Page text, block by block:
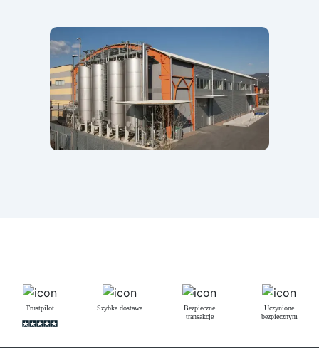
Trustpilot Szybka dostawa
Bezpieczne
transakcje
Uczynione
bezpiecznym